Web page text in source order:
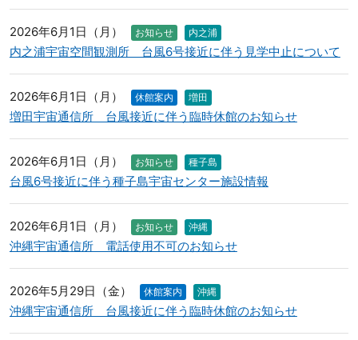
2026年6月1日（月） お知らせ 内之浦
内之浦宇宙空間観測所 台風6号接近に伴う見学中止について
2026年6月1日（月） 休館案内 増田
増田宇宙通信所 台風接近に伴う臨時休館のお知らせ
2026年6月1日（月） お知らせ 種子島
台風6号接近に伴う種子島宇宙センター施設情報
2026年6月1日（月） お知らせ 沖縄
沖縄宇宙通信所 電話使用不可のお知らせ
2026年5月29日（金） 休館案内 沖縄
沖縄宇宙通信所 台風接近に伴う臨時休館のお知らせ